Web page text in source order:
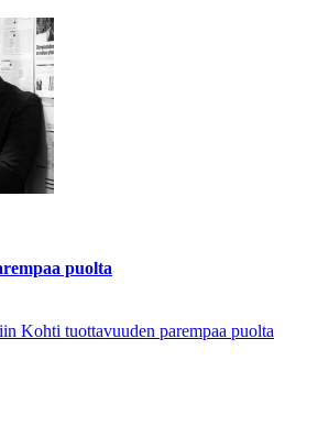
puolta
Kohti tuottavuuden parempaa puolta